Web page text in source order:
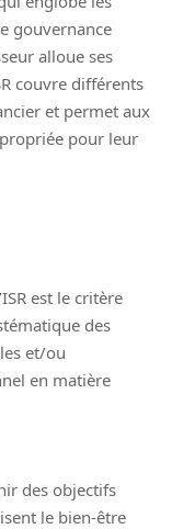
gouvernance
alloue ses
couvre différents
et permet aux
pour leur
est le critère
des
et/ou
en matière
des objectifs
le bien-être